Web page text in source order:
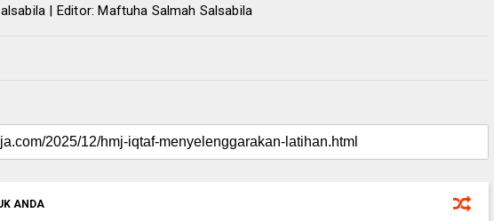
| Editor: Maftuha Salmah Salsabila
ANDA